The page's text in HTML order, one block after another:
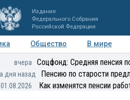
Издание
Федерального Собрания
Российской Федерации
Общество В мире
Мнения Регионы
вчера Соцфонд: Средняя пенсия
дня назад Пенсию по старости
01.08.2026 Как изменятся пенсии